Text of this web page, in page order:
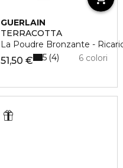
GUERLAIN
TERRACOTTA
La Poudre Bronzante -
51,50 € 6 colori
5 4